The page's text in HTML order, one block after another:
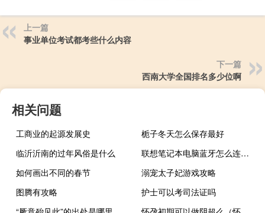
上一篇
事业单位考试都考些什么内容
下一篇
西南大学全国排名多少位啊
相关问题
工商业的起源发展史
栀子冬天怎么保存最好
临沂沂南的过年风俗是什么
联想笔记本电脑蓝牙怎么连接手机（联想笔记本电脑蓝牙怎么开启）
如何画出不同的春节
溺宠太子妃游戏攻略
图腾有攻略
护士可以考司法证吗